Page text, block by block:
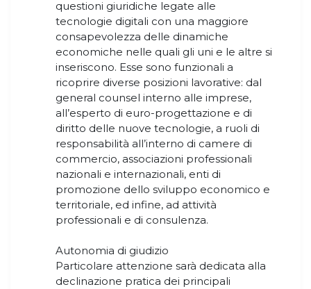
questioni giuridiche legate alle
tecnologie digitali con una maggiore
consapevolezza delle dinamiche
economiche nelle quali gli uni e le altre si
inseriscono. Esse sono funzionali a
ricoprire diverse posizioni lavorative: dal
general counsel interno alle imprese,
all’esperto di euro-progettazione e di
diritto delle nuove tecnologie, a ruoli di
responsabilità all’interno di camere di
commercio, associazioni professionali
nazionali e internazionali, enti di
promozione dello sviluppo economico e
territoriale, ed infine, ad attività
professionali e di consulenza.
Autonomia di giudizio
Particolare attenzione sarà dedicata alla
declinazione pratica dei principali